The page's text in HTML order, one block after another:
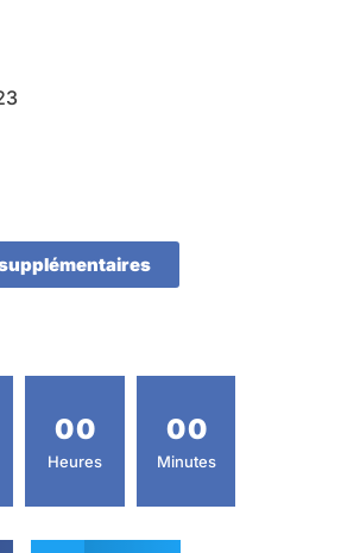
00
Heures
00
Minutes